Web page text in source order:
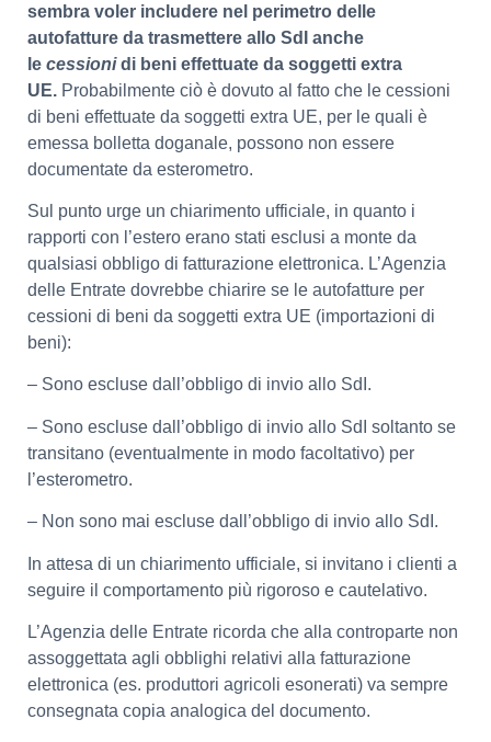
sembra voler includere nel perimetro delle
autofatture da trasmettere allo SdI anche
le cessionidi beni effettuate da soggetti extra
UE. Probabilmente ciò è dovuto al fatto che le cessioni
di beni effettuate da soggetti extra UE, per le quali è
emessa bolletta doganale, possono non essere
documentate da esterometro.
Sul punto urge un chiarimento ufficiale, in quanto i
rapporti con l’estero erano stati esclusi a monte da
qualsiasi obbligo di fatturazione elettronica. L’Agenzia
delle Entrate dovrebbe chiarire se le autofatture per
cessioni di beni da soggetti extra UE (importazioni di
beni):
– Sono escluse dall’obbligo di invio allo SdI.
– Sono escluse dall’obbligo di invio allo SdI soltanto se
transitano (eventualmente in modo facoltativo) per
l’esterometro.
– Non sono mai escluse dall’obbligo di invio allo SdI.
In attesa di un chiarimento ufficiale, si invitano i clienti a
seguire il comportamento più rigoroso e cautelativo.
L’Agenzia delle Entrate ricorda che alla controparte non
assoggettata agli obblighi relativi alla fatturazione
elettronica (es. produttori agricoli esonerati) va sempre
consegnata copia analogica del documento.